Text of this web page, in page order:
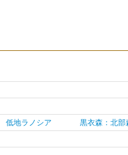
低地ラノシア
黒衣森：北部